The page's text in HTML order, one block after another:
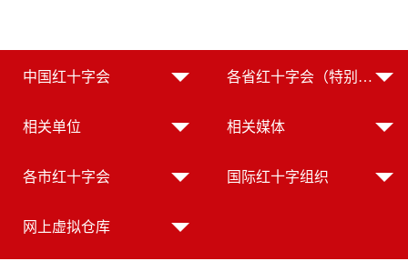
中国红十字会 各省红十字会（特别行政区红十字会）
相关单位 相关媒体
各市红十字会 国际红十字组织
网上虚拟仓库